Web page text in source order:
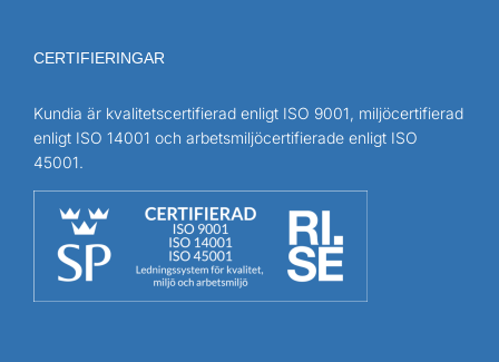
CERTIFIERINGAR
Kundia är kvalitetscertifierad enligt ISO 9001, miljöcertifierad
enligt ISO 14001 och arbetsmiljöcertifierade enligt ISO
45001.